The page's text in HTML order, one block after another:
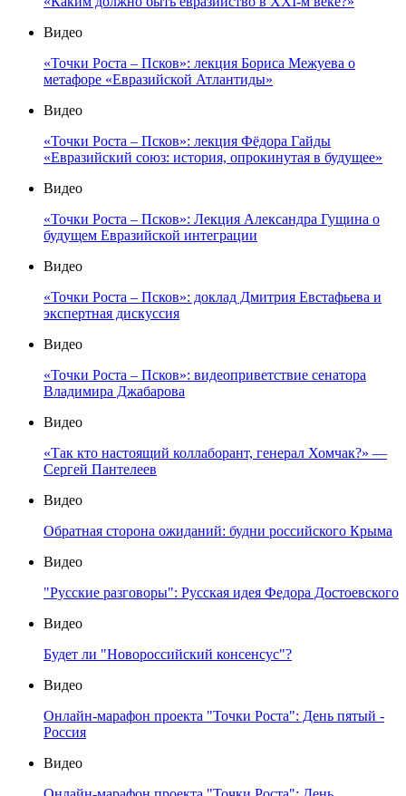
Видео
«Точки Роста – Псков»: лекция Бориса Межуева о
метафоре «Евразийской Атлантиды»
Видео
«Точки Роста – Псков»: лекция Фёдора Гайды
«Евразийский союз: история, опрокинутая в будущее»
Видео
«Точки Роста – Псков»: Лекция Александра Гущина о
будущем Евразийской интеграции
Видео
«Точки Роста – Псков»: доклад Дмитрия Евстафьева и
экспертная дискуссия
Видео
«Точки Роста – Псков»: видеоприветствие сенатора
Владимира Джабарова
Видео
«Так кто настоящий коллаборант, генерал Хомчак?» —
Сергей Пантелеев
Видео
Обратная сторона ожиданий: будни российского Крыма
Видео
"Русские разговоры": Русская идея Федора Достоевского
Видео
Будет ли "Новороссийский консенсус"?
Видео
Онлайн-марафон проекта "Точки Роста": День пятый -
Россия
Видео